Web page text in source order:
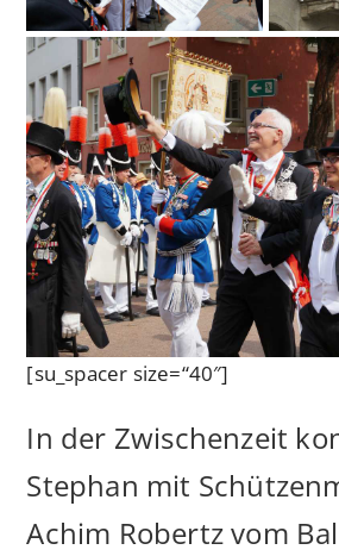
[su_spacer size=“40″]
In der Zwischenzeit
Stephan mit
Achim Robertz vom